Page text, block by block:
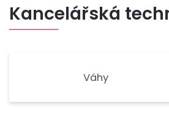
Kancelářská
Váhy